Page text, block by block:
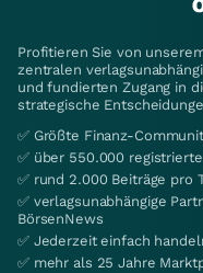
Profitieren Sie von
zentralen
und fundierten Zugang in
strategische
✅ Größte Finanz-
✅ über 550.000
✅ rund 2.000 Beiträge pro
✅ verlagsunabhängige
BörsenNews
✅ Jederzeit einfach
✅ mehr als 25 Jahre